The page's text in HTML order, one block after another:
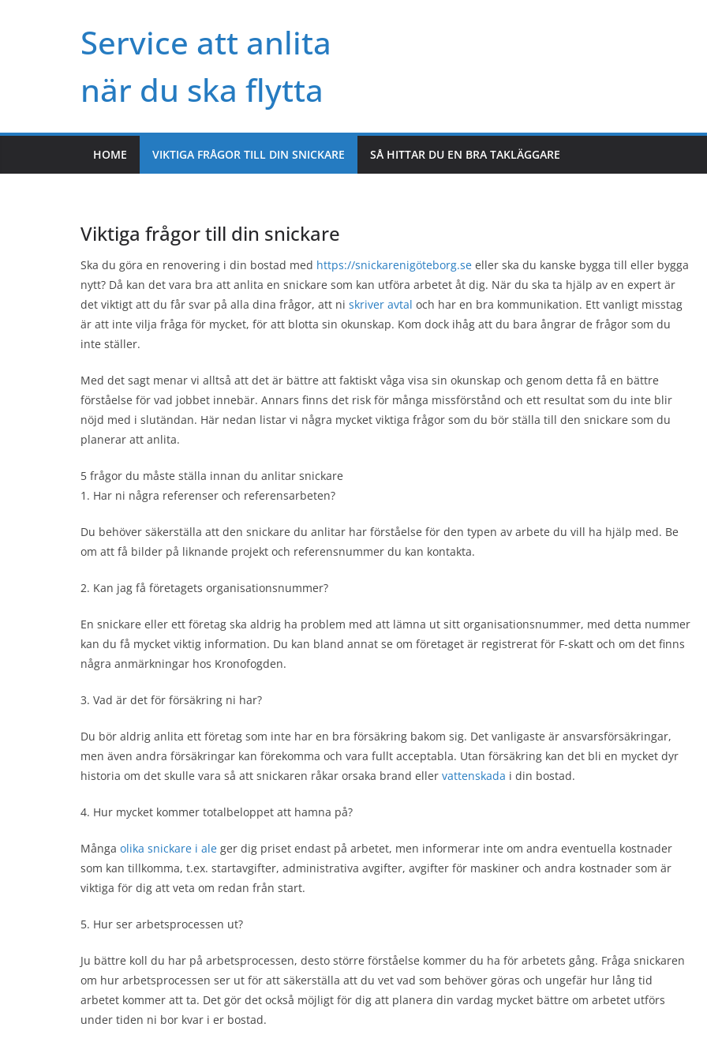
Service att anlita
när du ska flytta
HOME VIKTIGA FRÅGOR TILL DIN SNICKARE SÅ HITTAR DU EN BRA TAKLÄGGARE
Viktiga frågor till din snickare
Ska du göra en renovering i din bostad med https://snickarenigöteborg.se eller ska du kanske bygga till eller bygga
nytt? Då kan det vara bra att anlita en snickare som kan utföra arbetet åt dig. När du ska ta hjälp av en expert är
det viktigt att du får svar på alla dina frågor, att ni skriver avtal och har en bra kommunikation. Ett vanligt misstag
är att inte vilja fråga för mycket, för att blotta sin okunskap. Kom dock ihåg att du bara ångrar de frågor som du
inte ställer.
Med det sagt menar vi alltså att det är bättre att faktiskt våga visa sin okunskap och genom detta få en bättre
förståelse för vad jobbet innebär. Annars finns det risk för många missförstånd och ett resultat som du inte blir
nöjd med i slutändan. Här nedan listar vi några mycket viktiga frågor som du bör ställa till den snickare som du
planerar att anlita.
5 frågor du måste ställa innan du anlitar snickare
1. Har ni några referenser och referensarbeten?
Du behöver säkerställa att den snickare du anlitar har förståelse för den typen av arbete du vill ha hjälp med. Be
om att få bilder på liknande projekt och referensnummer du kan kontakta.
2. Kan jag få företagets organisationsnummer?
En snickare eller ett företag ska aldrig ha problem med att lämna ut sitt organisationsnummer, med detta nummer
kan du få mycket viktig information. Du kan bland annat se om företaget är registrerat för F-skatt och om det finns
några anmärkningar hos Kronofogden.
3. Vad är det för försäkring ni har?
Du bör aldrig anlita ett företag som inte har en bra försäkring bakom sig. Det vanligaste är ansvarsförsäkringar,
men även andra försäkringar kan förekomma och vara fullt acceptabla. Utan försäkring kan det bli en mycket dyr
historia om det skulle vara så att snickaren råkar orsaka brand eller vattenskada i din bostad.
4. Hur mycket kommer totalbeloppet att hamna på?
Många olika snickare i ale ger dig priset endast på arbetet, men informerar inte om andra eventuella kostnader
som kan tillkomma, t.ex. startavgifter, administrativa avgifter, avgifter för maskiner och andra kostnader som är
viktiga för dig att veta om redan från start.
5. Hur ser arbetsprocessen ut?
Ju bättre koll du har på arbetsprocessen, desto större förståelse kommer du ha för arbetets gång. Fråga snickaren
om hur arbetsprocessen ser ut för att säkerställa att du vet vad som behöver göras och ungefär hur lång tid
arbetet kommer att ta. Det gör det också möjligt för dig att planera din vardag mycket bättre om arbetet utförs
under tiden ni bor kvar i er bostad.